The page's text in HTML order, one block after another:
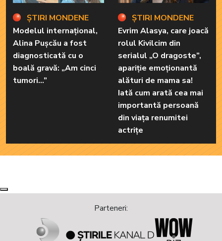
ȘTIRI MONDENE
Modelul internațional,
Alina Pușcău a fost
diagnosticată cu o
boală gravă: „Am cinci
tumori...”
ȘTIRI MONDENE
Evrim Alasya, care joacă
rolul Kivilcim din
serialul „O dragoste”,
apariție emoționantă
alături de mama sa!
Iată cum arată cea mai
importantă persoană
din viața renumitei
actrițe
Next
Previous
Parteneri: